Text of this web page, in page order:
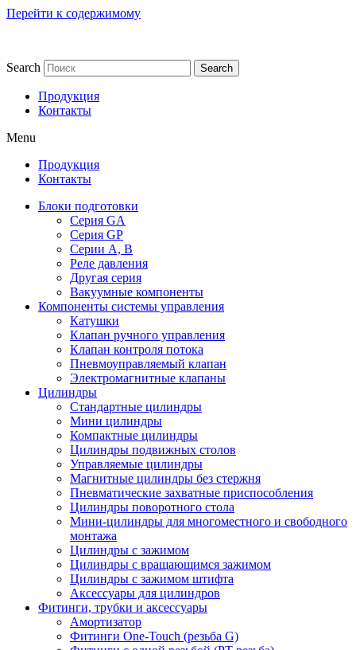
Перейти к содержимому
Search Search
Продукция
Контакты
Menu
Продукция
Контакты
Блоки подготовки
Серия GA
Серия GP
Серии A, B
Реле давления
Другая серия
Вакуумные компоненты
Компоненты системы управления
Катушки
Клапан ручного управления​
Клапан контроля потока​
Пневмоуправляемый клапан
Электромагнитные клапаны
Цилиндры
Стандартные цилиндры
Мини цилиндры​
Компактные цилиндры​
Цилиндры подвижных столов
Управляемые цилиндры
Магнитные цилиндры без стержня
Пневматические захватные приспособления
Цилиндры поворотного стола
Мини-цилиндры для многоместного и свободного
монтажа
Цилиндры с зажимом
Цилиндры с вращающимся зажимом
Цилиндры с зажимом штифта
Аксессуары для цилиндров
Фитинги, трубки и аксессуары
Амортизатор​
Фитинги One-Touch (резьба G)